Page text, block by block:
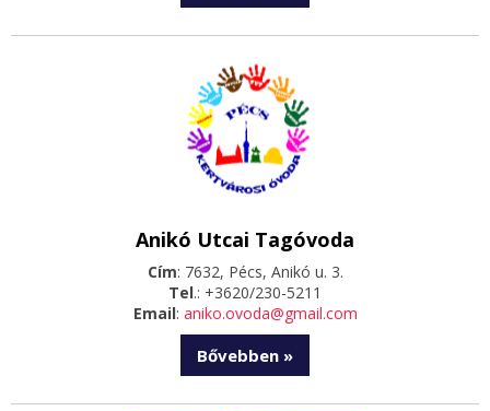
Anikó Utcai Tagóvoda
Cím: 7632, Pécs, Anikó u. 3.
Tel.: +3620/230-5211
Email: aniko.ovoda@gmail.com
Bővebben »